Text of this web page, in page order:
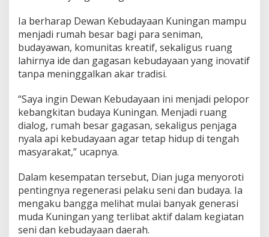
Ia berharap Dewan Kebudayaan Kuningan mampu
menjadi rumah besar bagi para seniman,
budayawan, komunitas kreatif, sekaligus ruang
lahirnya ide dan gagasan kebudayaan yang inovatif
tanpa meninggalkan akar tradisi.
“Saya ingin Dewan Kebudayaan ini menjadi pelopor
kebangkitan budaya Kuningan. Menjadi ruang
dialog, rumah besar gagasan, sekaligus penjaga
nyala api kebudayaan agar tetap hidup di tengah
masyarakat,” ucapnya.
Dalam kesempatan tersebut, Dian juga menyoroti
pentingnya regenerasi pelaku seni dan budaya. Ia
mengaku bangga melihat mulai banyak generasi
muda Kuningan yang terlibat aktif dalam kegiatan
seni dan kebudayaan daerah.